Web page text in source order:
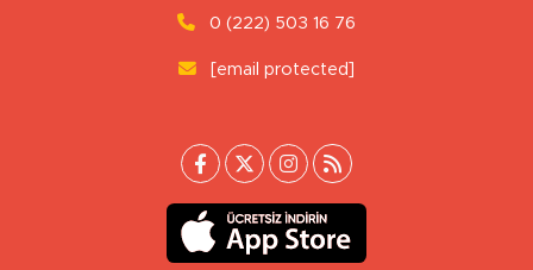
0 (222) 503 16 76
[email protected]